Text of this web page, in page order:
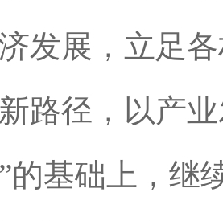
发展，立足
路径，以产
的基础上，继